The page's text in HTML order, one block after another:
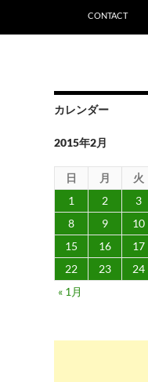
CONTACT
カレンダー
2015年2月
日 月 火
1
2 3
8
9 10
15
16 17
22
23 24
« 1月